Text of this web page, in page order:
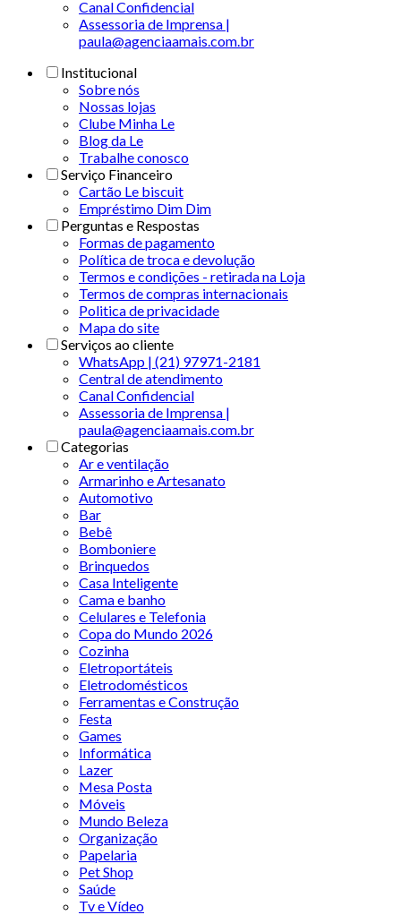
Canal Confidencial
Assessoria de Imprensa |
paula@agenciaamais.com.br
Institucional
Sobre nós
Nossas lojas
Clube Minha Le
Blog da Le
Trabalhe conosco
Serviço Financeiro
Cartão Le biscuit
Empréstimo Dim Dim
Perguntas e Respostas
Formas de pagamento
Política de troca e devolução
Termos e condições - retirada na Loja
Termos de compras internacionais
Politica de privacidade
Mapa do site
Serviços ao cliente
WhatsApp | (21) 97971-2181
Central de atendimento
Canal Confidencial
Assessoria de Imprensa |
paula@agenciaamais.com.br
Categorias
Ar e ventilação
Armarinho e Artesanato
Automotivo
Bar
Bebê
Bomboniere
Brinquedos
Casa Inteligente
Cama e banho
Celulares e Telefonia
Copa do Mundo 2026
Cozinha
Eletroportáteis
Eletrodomésticos
Ferramentas e Construção
Festa
Games
Informática
Lazer
Mesa Posta
Móveis
Mundo Beleza
Organização
Papelaria
Pet Shop
Saúde
Tv e Vídeo